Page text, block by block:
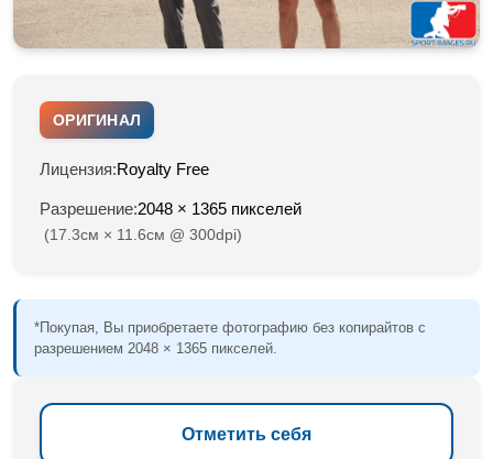
ОРИГИНАЛ
Лицензия:Royalty Free
Разрешение:2048 × 1365 пикселей
(17.3см × 11.6см @ 300dpi)
*Покупая, Вы приобретаете фотографию без копирайтов с
разрешением 2048 × 1365 пикселей.
Отметить себя